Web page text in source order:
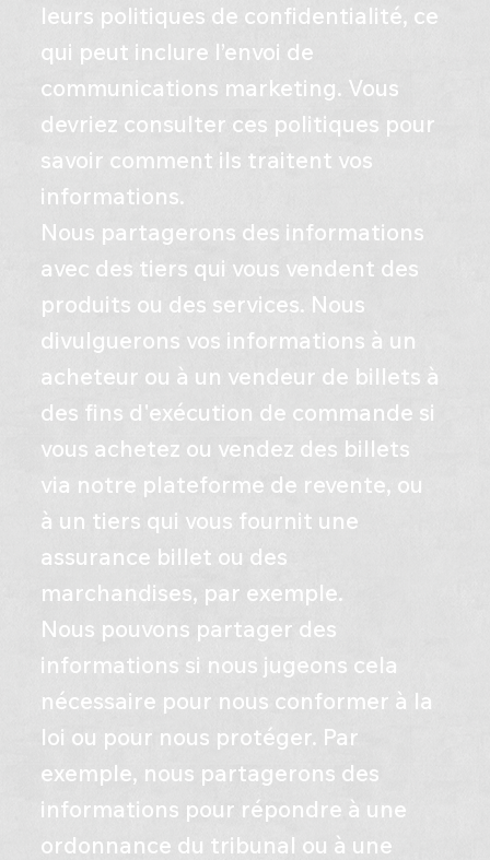
leurs politiques de confidentialité, ce
qui peut inclure l’envoi de
communications marketing. Vous
devriez consulter ces politiques pour
savoir comment ils traitent vos
informations.
Nous partagerons des informations
avec des tiers qui vous vendent des
produits ou des services. Nous
divulguerons vos informations à un
acheteur ou à un vendeur de billets à
des fins d'exécution de commande si
vous achetez ou vendez des billets
via notre plateforme de revente, ou
à un tiers qui vous fournit une
assurance billet ou des
marchandises, par exemple.
Nous pouvons partager des
informations si nous jugeons cela
nécessaire pour nous conformer à la
loi ou pour nous protéger. Par
exemple, nous partagerons des
informations pour répondre à une
ordonnance du tribunal ou à une